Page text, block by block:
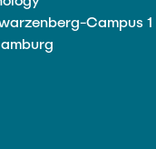
Campus 1